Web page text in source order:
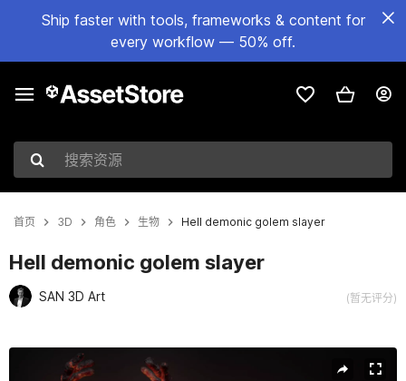
Ship faster with tools, frameworks & content for
every workflow — 50% off.
搜索资源
首页 3D 角色 生物 Hell demonic golem slayer
Hell demonic golem slayer
SAN 3D Art (暂无评分)
当前幻灯片：1 / 9